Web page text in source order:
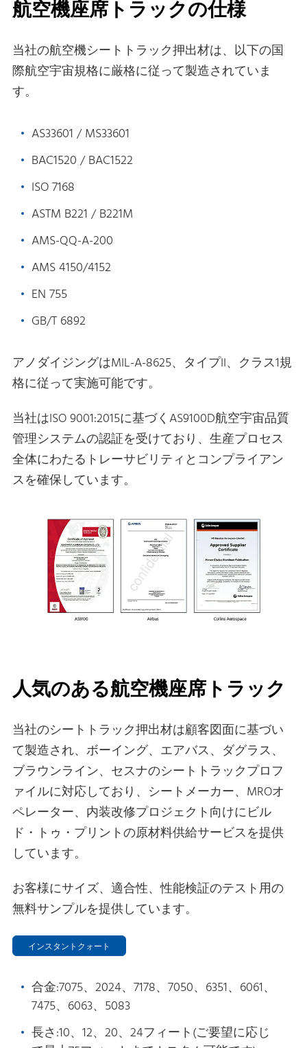
航空機座席トラックの仕様
当社の航空機シートトラック押出材は、以下の国
際航空宇宙規格に厳格に従って製造されていま
す。
AS33601 / MS33601
BAC1520 / BAC1522
ISO 7168
ASTM B221 / B221M
AMS-QQ-A-200
AMS 4150/4152
EN 755
GB/T 6892
アノダイジングはMIL-A-8625、タイプII、クラス1規
格に従って実施可能です。
当社はISO 9001:2015に基づくAS9100D航空宇宙品質
管理システムの認証を受けており、生産プロセス
全体にわたるトレーサビリティとコンプライアン
スを確保しています。
人気のある航空機座席トラック
当社のシートトラック押出材は顧客図面に基づい
て製造され、ボーイング、エアバス、ダグラス、
ブラウンライン、セスナのシートトラックプロフ
ァイルに対応しており、シートメーカー、MROオ
ペレーター、内装改修プロジェクト向けにビル
ド・トゥ・プリントの原材料供給サービスを提供
しています。
お客様にサイズ、適合性、性能検証のテスト用の
無料サンプルを提供しています。
インスタントクォート
合金:7075、2024、7178、7050、6351、6061、
7475、6063、5083
長さ:10、12、20、24フィート(ご要望に応じ